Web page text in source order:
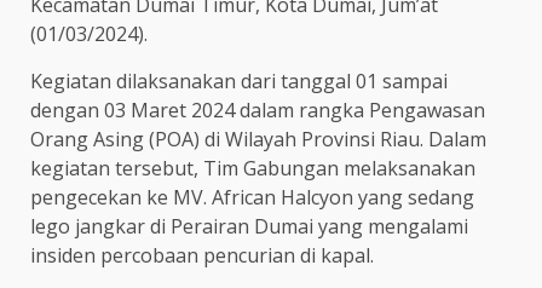
(01/03/2024).
Kegiatan dilaksanakan dari tanggal 01 sampai
dengan 03 Maret 2024 dalam rangka Pengawasan
Orang Asing (POA) di Wilayah Provinsi Riau. Dalam
kegiatan tersebut, Tim Gabungan melaksanakan
pengecekan ke MV. African Halcyon yang sedang
lego jangkar di Perairan Dumai yang mengalami
insiden percobaan pencurian di kapal.